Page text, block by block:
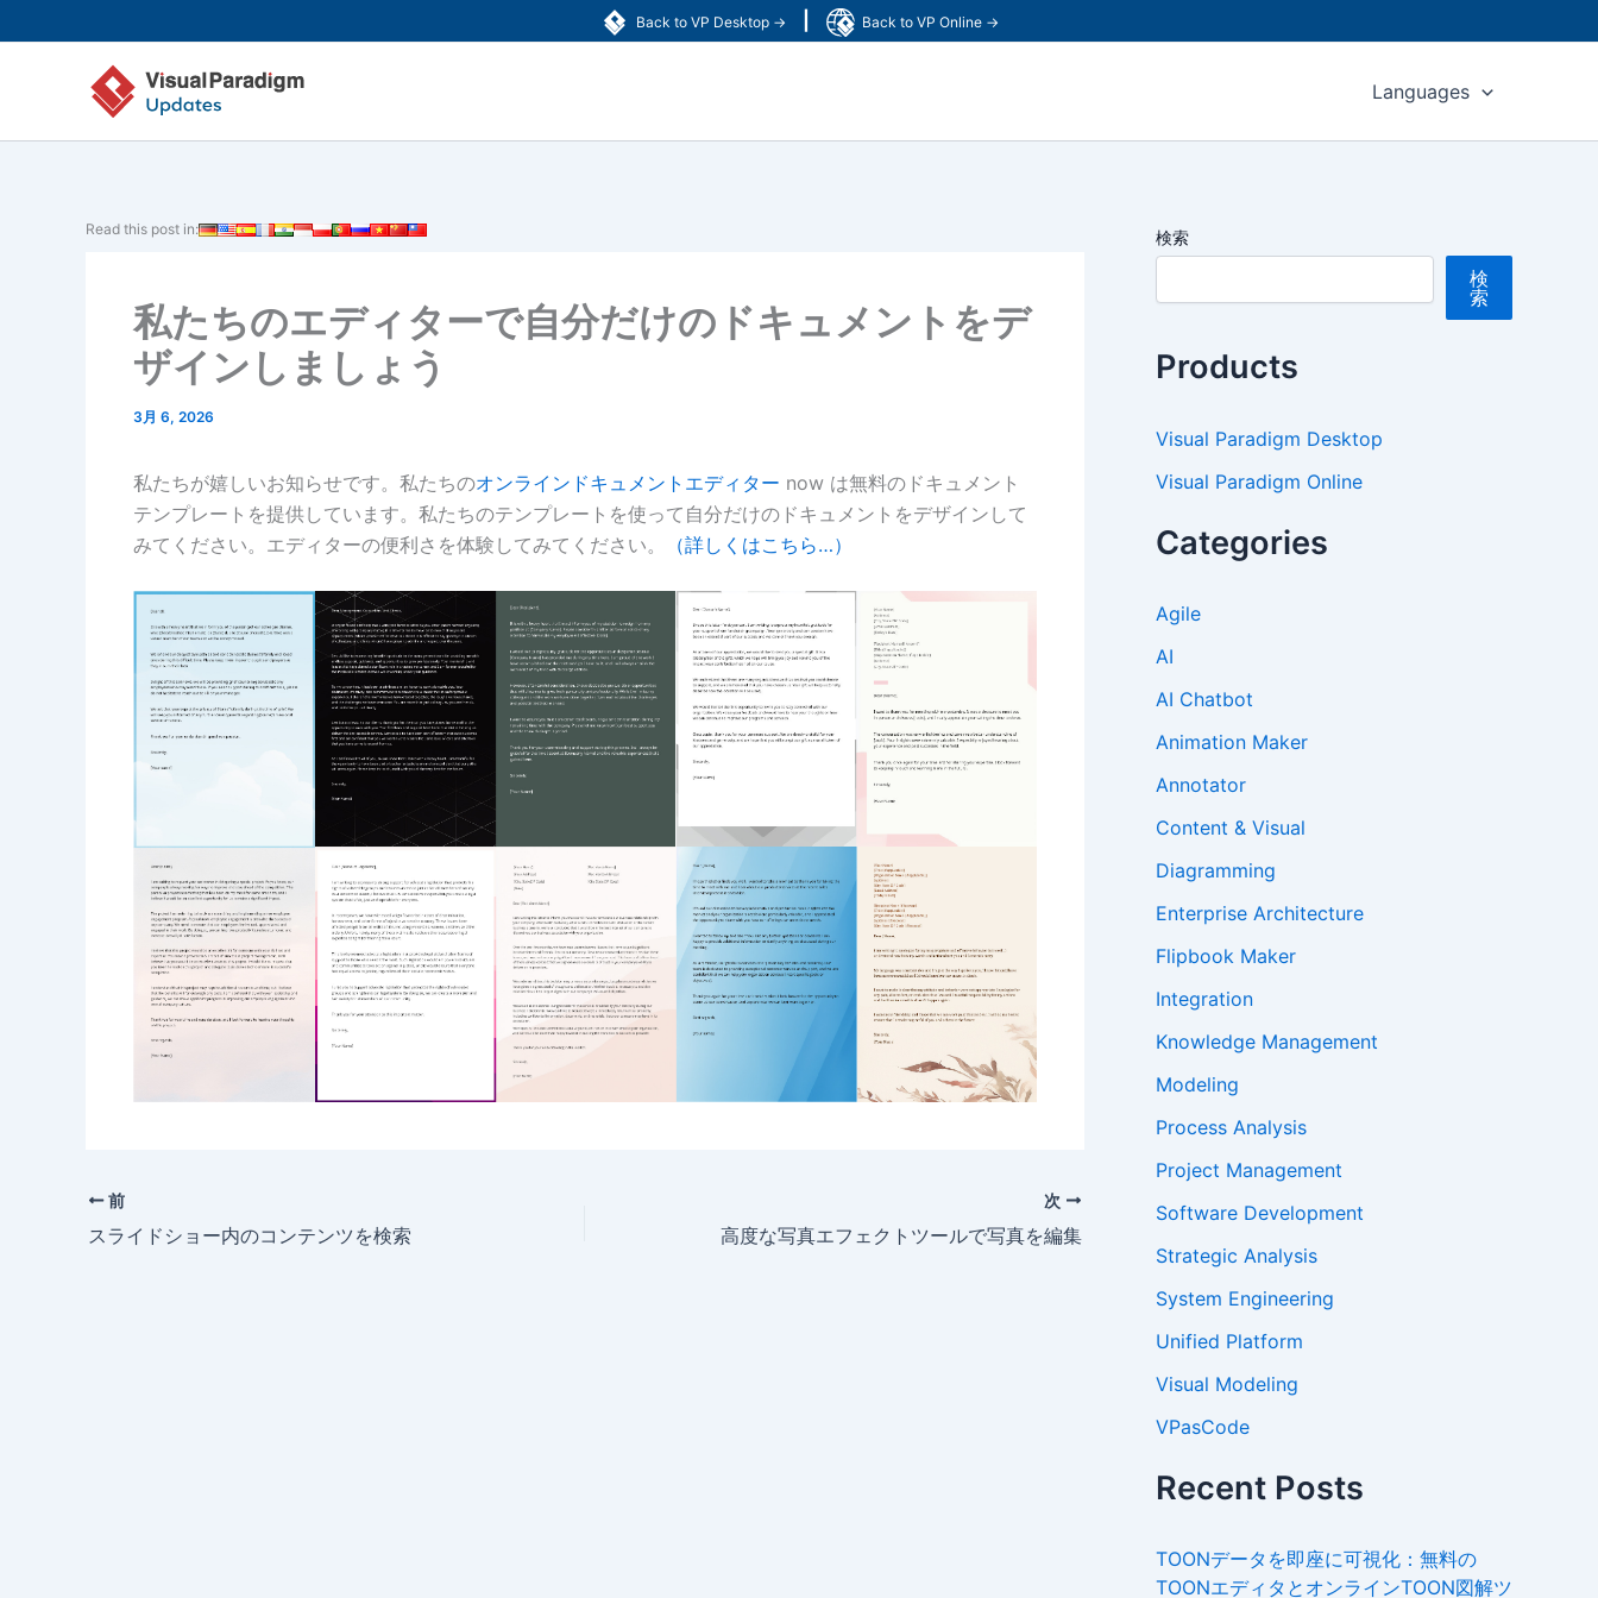
Back to VP Desktop → Back to VP Online →
容
キ
Languages
Read this post in:
私たちのエディターで自分だけのドキュメントをデ
ザインしましょう
3月 6, 2026
私たちが嬉しいお知らせです。私たちのオンラインドキュメントエディター now は無料のドキュメント
テンプレートを提供しています。私たちのテンプレートを使って自分だけのドキュメントをデザインして
みてください。エディターの便利さを体験してみてください。
（詳しくはこちら…）
前
スライドショー内のコンテンツを検索
次
高度な写真エフェクトツールで写真を編集
検索
検
索
Products
Visual Paradigm Desktop
Visual Paradigm Online
Categories
Agile
AI
AI Chatbot
Animation Maker
Annotator
Content & Visual
Diagramming
Enterprise Architecture
Flipbook Maker
Integration
Knowledge Management
Modeling
Process Analysis
Project Management
Software Development
Strategic Analysis
System Engineering
Unified Platform
Visual Modeling
VPasCode
Recent Posts
TOONデータを即座に可視化：無料の
TOONエディタとオンラインTOON図解ツ